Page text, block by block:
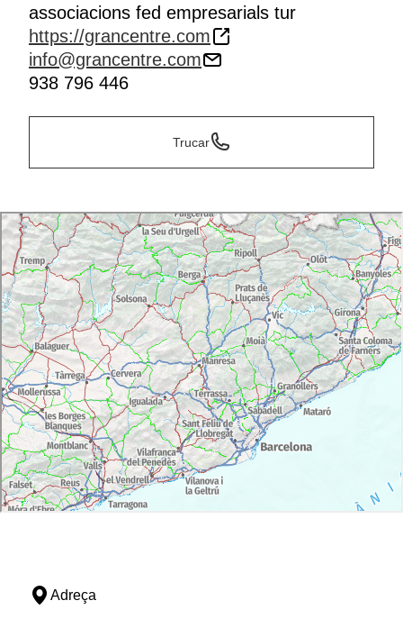
associacions fed empresarials tur
https://grancentre.com
info@grancentre.com
938 796 446
Trucar
Adreça